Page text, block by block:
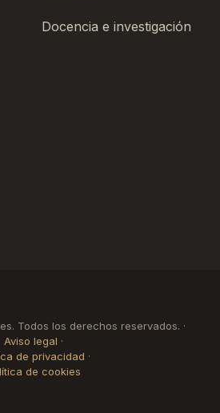
Docencia e investigación
Todos los derechos reservados. ·
Aviso legal ·
de privacidad ·
de cookies